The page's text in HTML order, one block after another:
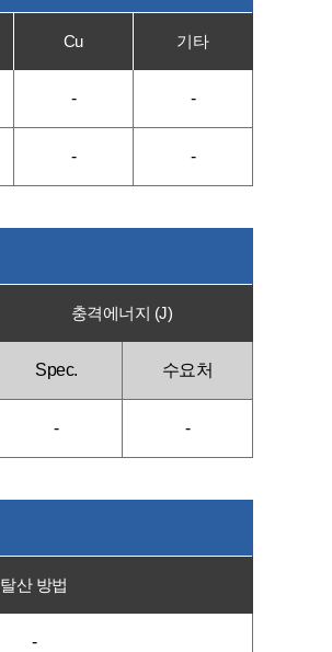
Cu 기타
- -
- -
충격에너지 (J)
Spec. 수요처
- -
탈산 방법
-